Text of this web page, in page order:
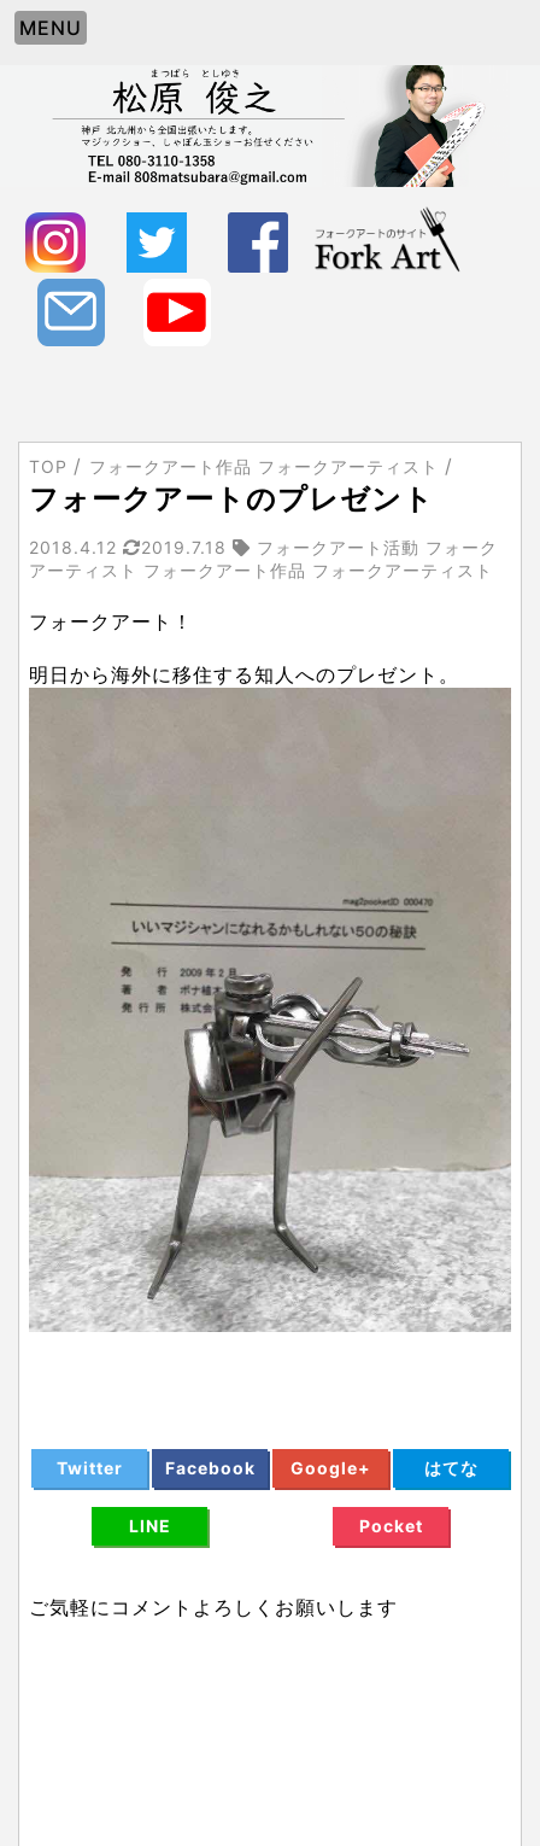
MENU
TOP フォークアート作品 フォークアーティスト
フォークアートのプレゼント
2018.4.12 2019.7.18
フォークアート活動 フォーク
アーティスト フォークアート作品 フォークアーティスト
フォークアート！
明日から海外に移住する知人へのプレゼント。
Twitter Facebook Google+ はてな
LINE Pocket
ご気軽にコメントよろしくお願いします